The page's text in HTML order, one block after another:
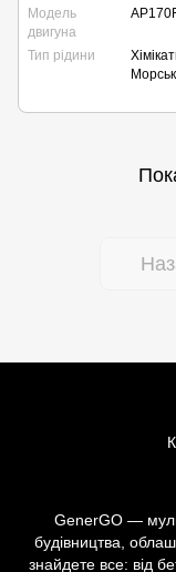
Модель
двигуна
Тип рідини
GenerGO —
будівництва,
знайдете все: від